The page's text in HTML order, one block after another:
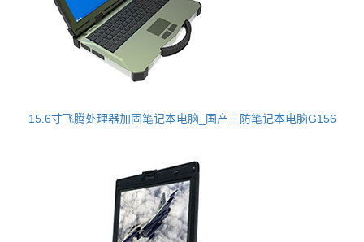
15.6寸飞腾处理器加固笔记本电脑_国产三防笔记本电脑G156